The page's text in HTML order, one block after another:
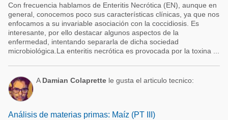
Con frecuencia hablamos de Enteritis Necrótica (EN), aunque en
general, conocemos poco sus características clínicas, ya que nos
enfocamos a su invariable asociación con la coccidiosis. Es
interesante, por ello destacar algunos aspectos de la
enfermedad, intentando separarla de dicha sociedad
microbiológica.La enteritis necrótica es provocada por la toxina ...
A Damian Colaprette le gusta el articulo tecnico:
Análisis de materias primas: Maíz (PT III)